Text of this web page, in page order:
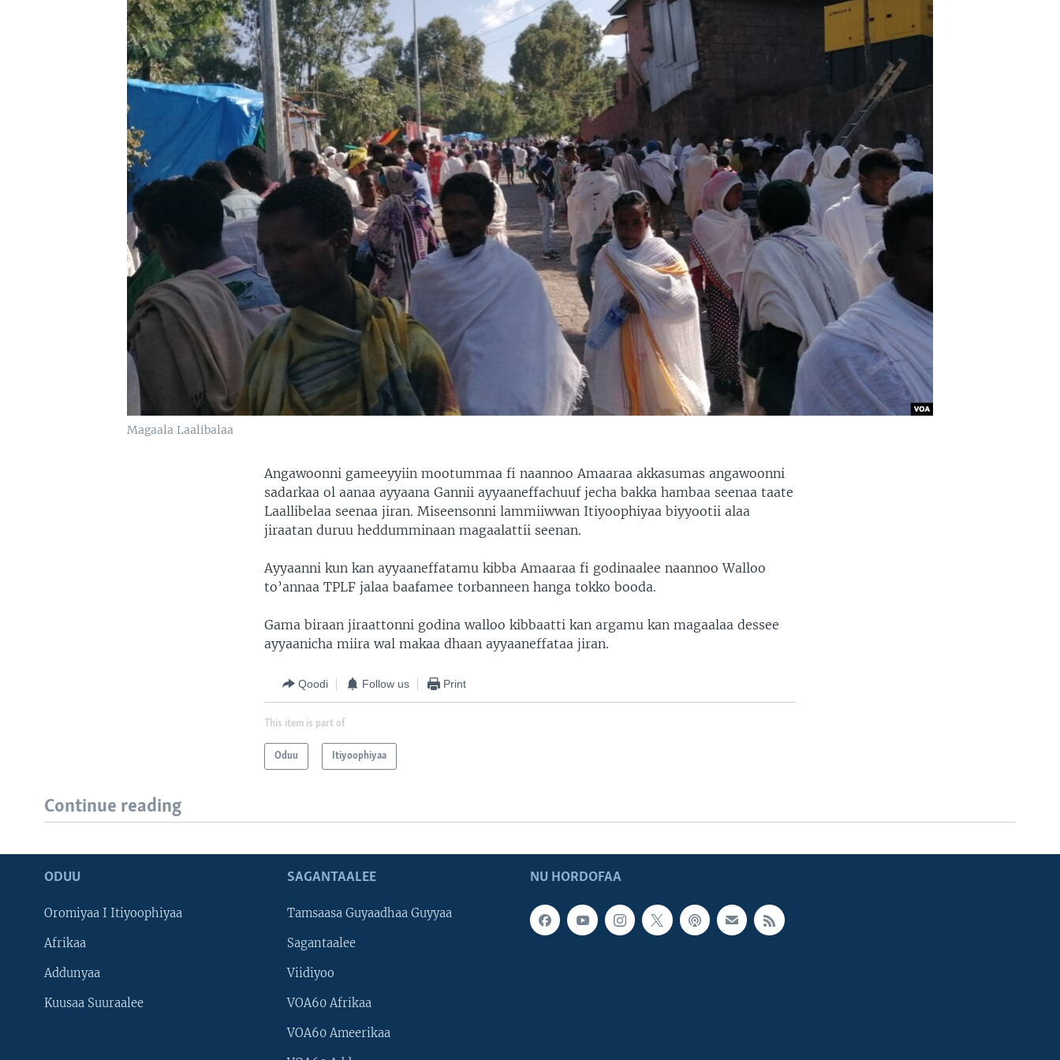
Magaala Laalibalaa
Angawoonni gameeyyiin mootummaa fi naannoo Amaaraa akkasumas angawoonni
sadarkaa ol aanaa ayyaana Gannii ayyaaneffachuuf jecha bakka hambaa seenaa taate
Laallibelaa seenaa jiran. Miseensonni lammiiwwan Itiyoophiyaa biyyootii alaa
jiraatan duruu heddumminaan magaalattii seenan.
Ayyaanni kun kan ayyaaneffatamu kibba Amaaraa fi godinaalee naannoo Walloo
to’annaa TPLF jalaa baafamee torbanneen hanga tokko booda.
Gama biraan jiraattonni godina walloo kibbaatti kan argamu kan magaalaa dessee
ayyaanicha miira wal makaa dhaan ayyaaneffataa jiran.
Qoodi Follow us Print
This item is part of
Oduu Itiyoophiyaa
Continue reading
NU HORDOFAA
ODUU
Oromiyaa I Itiyoophiyaa
Afrikaa
Addunyaa
Kuusaa Suuraalee
SAGANTAALEE
Tamsaasa Guyaadhaa Guyyaa
Sagantaalee
Viidiyoo
VOA60 Afrikaa
VOA60 Ameerikaa